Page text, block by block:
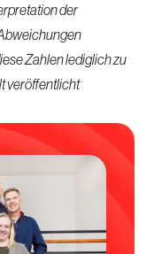
der
Zahlen lediglich zu
veröffentlicht